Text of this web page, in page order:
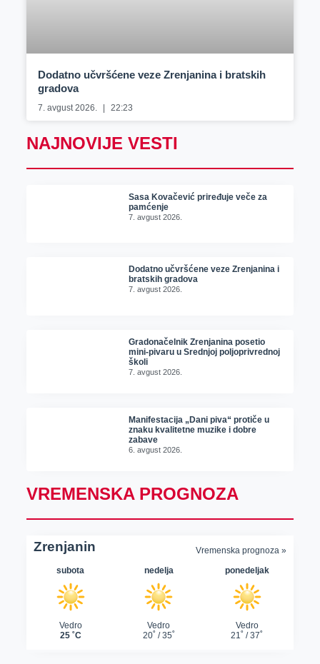
Dodatno učvršćene veze Zrenjanina i bratskih
gradova
7. avgust 2026. 22:23
NAJNOVIJE VESTI
Sasa Kovačević priređuje veče za
pamćenje
7. avgust 2026.
Dodatno učvršćene veze Zrenjanina i
bratskih gradova
7. avgust 2026.
Gradonačelnik Zrenjanina posetio
mini-pivaru u Srednjoj poljoprivrednoj
školi
7. avgust 2026.
Manifestacija „Dani piva“ protiče u
znaku kvalitetne muzike i dobre
zabave
6. avgust 2026.
VREMENSKA PROGNOZA